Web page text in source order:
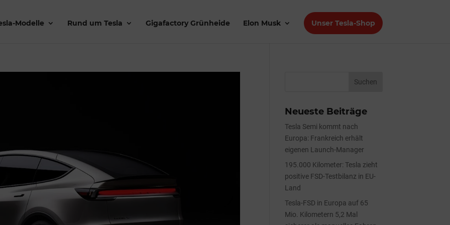
Modelle Rund um Tesla Gigafactory Grünheide Elon Musk Unser Tesla-Shop
Neueste Beiträge
Tesla Semi kommt nach
Europa: Frankreich erhält
eigenen Launch-Manager
195.000 Kilometer: Tesla zieht
positive FSD-Testbilanz in EU-
Land
Tesla-FSD in Europa auf 65
Mio. Kilometern 5,2 Mal